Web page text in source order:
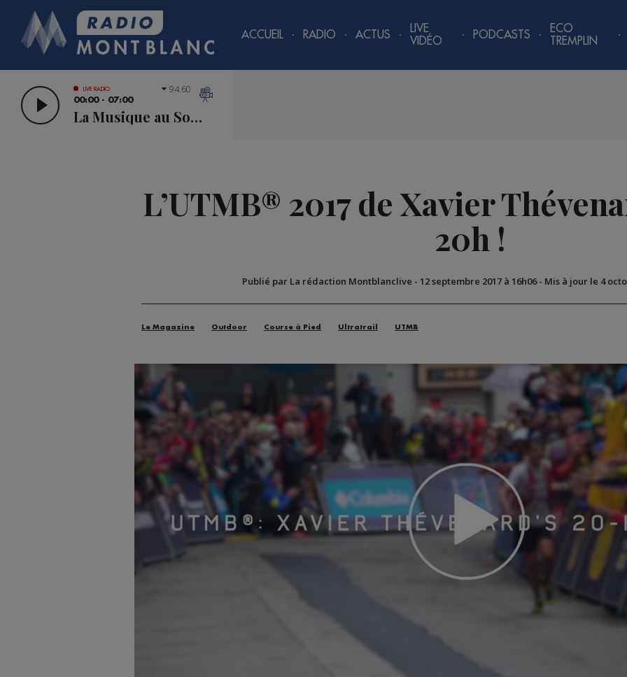
ACCUEIL RADIO ACTUS
LIVE
VIDÉO
PODCASTS
ECO
TREMPLIN
LIVE RADIO
00:00 - 07:00
La Musique au Sommet
94.60
L’UTMB® 2017 de Xavier
20h !
Publié par La rédaction Montblanclive - 12 septembre 2017 à 16h06- Mis à jour le 4
Le Magazine Outdoor Course à Pied Ultratrail UTMB